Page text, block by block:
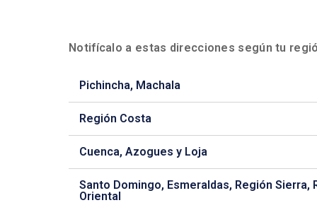
Notifícalo a estas direcciones según tu
Pichincha, Machala
Región Costa
Cuenca, Azogues y Loja
Santo Domingo, Esmeraldas, Región Sierra,
Oriental